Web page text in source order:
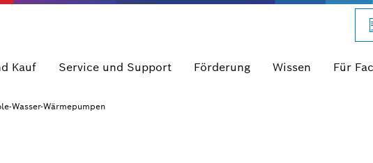
Kauf Service und Support Förderung Wissen Für
Wasser-Wärmepumpen